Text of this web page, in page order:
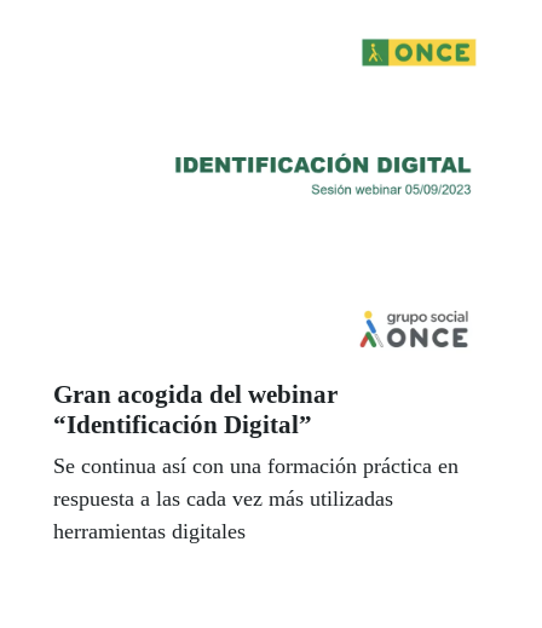
Gran acogida del webinar
“Identificación Digital”
Se continua así con una formación práctica en
respuesta a las cada vez más utilizadas
herramientas digitales